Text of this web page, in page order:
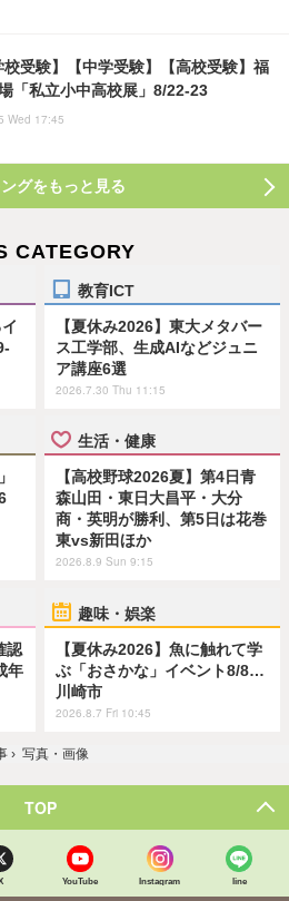
校受験】【中学受験】【高校受験】福
「私立小中高校展」8/22-23
Wed 17:45
グをもっと見る
CATEGORY
教育ICT
【夏休み2026】東大メタバー
ス工学部、生成AIなどジュニ
ア講座6選
2026.7.30 Thu 11:15
生活・健康
【高校野球2026夏】第4日青
森山田・東日大昌平・大分
商・英明が勝利、第5日は花巻
東vs新田ほか
2026.8.9 Sun 9:15
認
年
趣味・娯楽
【夏休み2026】魚に触れて学
ぶ「おさかな」イベント8/8…
川崎市
2026.8.7 Fri 10:45
› 写真・画像
TOP
YouTube Instagram line